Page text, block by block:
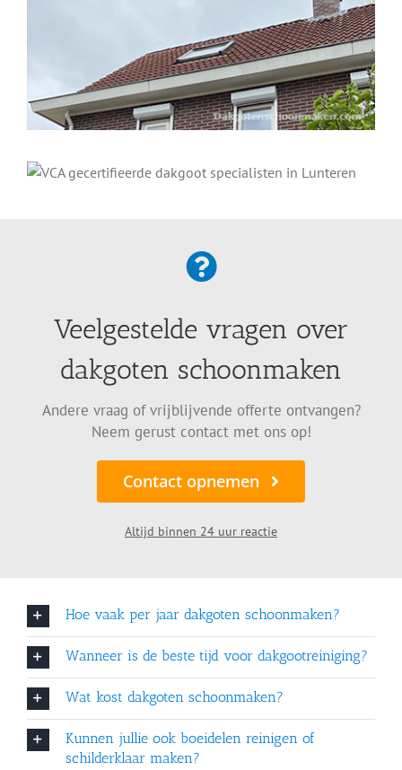
Veelgestelde vragen over
dakgoten schoonmaken
Andere vraag of vrijblijvende offerte ontvangen?
Neem gerust contact met ons op!
Contact opnemen
Altijd binnen 24 uur reactie
Hoe vaak per jaar dakgoten schoonmaken?
Wanneer is de beste tijd voor dakgootreiniging?
Wat kost dakgoten schoonmaken?
Kunnen jullie ook boeidelen reinigen of
schilderklaar maken?